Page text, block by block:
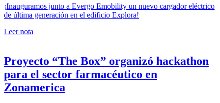
¡Inauguramos junto a Evergo Emobility un nuevo cargador eléctrico
de última generación en el edificio Explora!
Leer nota
Proyecto “The Box” organizó hackathon
para el sector farmacéutico en
Zonamerica